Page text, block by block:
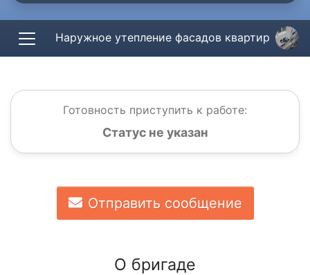
Наружное утепление фасадов квартир
Готовность приступить к работе:
Статус не указан
Отправить сообщение
О бригаде